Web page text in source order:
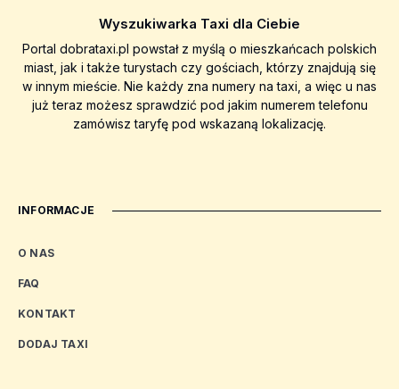
Wyszukiwarka Taxi dla Ciebie
Portal dobrataxi.pl powstał z myślą o mieszkańcach polskich
miast, jak i także turystach czy gościach, którzy znajdują się
w innym mieście. Nie każdy zna numery na taxi, a więc u nas
już teraz możesz sprawdzić pod jakim numerem telefonu
zamówisz taryfę pod wskazaną lokalizację.
INFORMACJE
O NAS
FAQ
KONTAKT
DODAJ TAXI